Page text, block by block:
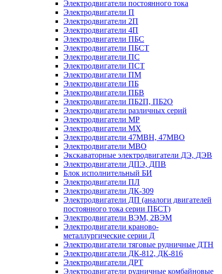
Электродвигатели постоянного тока
Электродвигатели П
Электродвигатели 2П
Электродвигатели 4П
Электродвигатели ПБС
Электродвигатели ПБСТ
Электродвигатели ПС
Электродвигатели ПСТ
Электродвигатели ПМ
Электродвигатели ПБ
Электродвигатели ПБВ
Электродвигатели ПБ2П, ПБ2О
Электродвигатели различных серий
Электродвигатели МР
Электродвигатели MX
Электродвигатели 47MBH, 47МВО
Электродвигатели MBO
Экскаваторные электродвигатели ДЭ, ДЭВ
Электродвигатели ДПЭ, ДПВ
Блок исполнительный БИ
Электродвигатели ПЛ
Электродвигатели ДК-309
Электродвигатели ДП (аналоги двигателей
постоянного тока серии ПБСТ)
Электродвигатели ВЭМ, 2ВЭМ
Электродвигатели краново-
металлургические серии Д
Электродвигатели тяговые рудничные ДТН
Электродвигатели ДК-812, ДК-816
Электродвигатели ДРТ
Электродвигатели рудничные комбайновые